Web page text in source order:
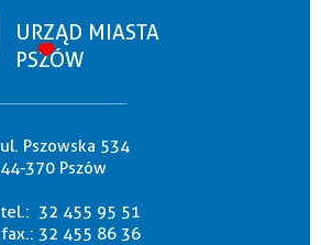
URZĄD MIASTA
PSZÓW
ul. Pszowska 534
44-370 Pszów
tel.: 32 455 95 51
fax.: 32 455 86 36